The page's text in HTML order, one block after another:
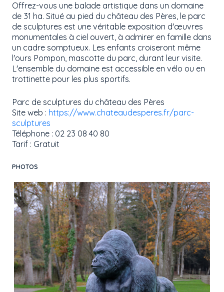
Offrez-vous une balade artistique dans un domaine
de 31 ha. Situé au pied du château des Pères, le parc
de sculptures est une véritable exposition d'œuvres
monumentales à ciel ouvert, à admirer en famille dans
un cadre somptueux. Les enfants croiseront même
l'ours Pompon, mascotte du parc, durant leur visite.
L'ensemble du domaine est accessible en vélo ou en
trottinette pour les plus sportifs.
Parc de sculptures du château des Pères
Site web : https://www.chateaudesperes.fr/parc-
sculptures
Téléphone : 02 23 08 40 80
Tarif : Gratuit
PHOTOS